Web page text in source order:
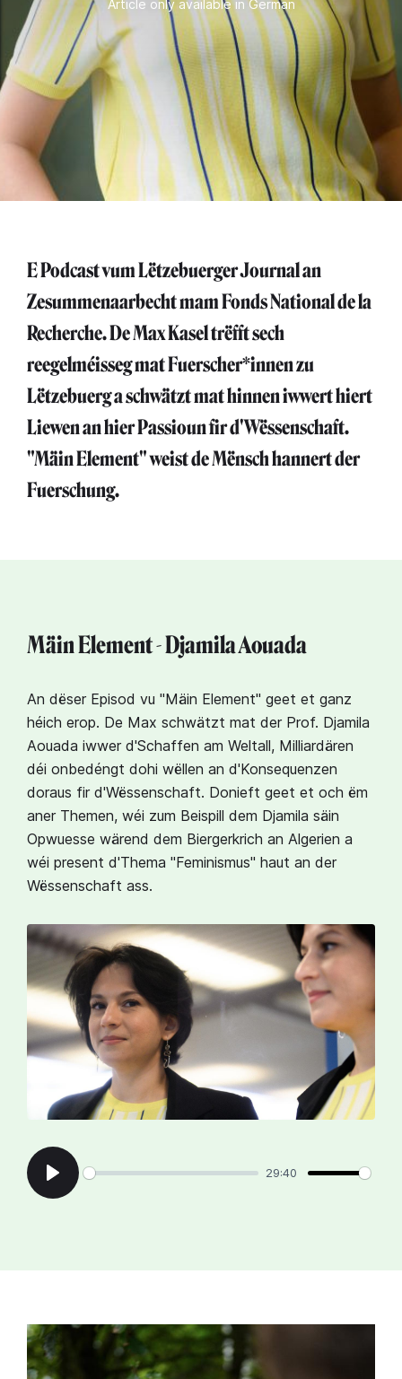
Article only available in German
E Podcast vum Lëtzebuerger Journal an
Zesummenaarbecht mam Fonds National de la
Recherche. De Max Kasel trëfft sech
reegelméisseg mat Fuerscher*innen zu
Lëtzebuerg a schwätzt mat hinnen iwwert hiert
Liewen an hier Passioun fir d'Wëssenschaft.
"Mäin Element" weist de Mënsch hannert der
Fuerschung.
Mäin Element - Djamila Aouada
An dëser Episod vu "Mäin Element" geet et ganz
héich erop. De Max schwätzt mat der Prof. Djamila
Aouada iwwer d'Schaffen am Weltall, Milliardären
déi onbedéngt dohi wëllen an d'Konsequenzen
doraus fir d'Wëssenschaft. Donieft geet et och ëm
aner Themen, wéi zum Beispill dem Djamila säin
Opwuesse wärend dem Biergerkrich an Algerien a
wéi present d'Thema "Feminismus" haut an der
Wëssenschaft ass.
Play
29:40